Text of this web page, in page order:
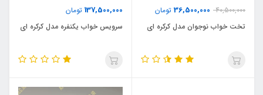
40,500,000
36,500,000 تومان
تخت خواب نوجوان مدل کرکره ای
137,500,000 تومان
سرویس خواب یکنفره مدل کرکره ای